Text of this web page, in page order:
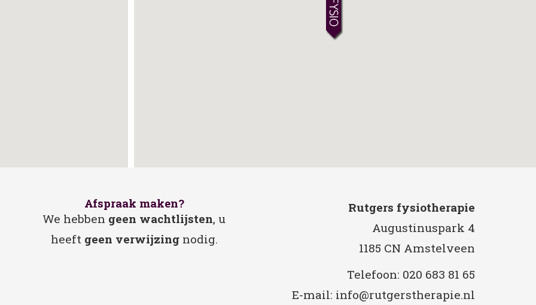
Afspraak maken?
We hebben geen wachtlijsten, u
heeft geen verwijzingnodig.
Rutgers fysiotherapie
Augustinuspark 4
1185 CN Amstelveen
Telefoon: 020 683 81 65
E-mail: info@rutgerstherapie.nl